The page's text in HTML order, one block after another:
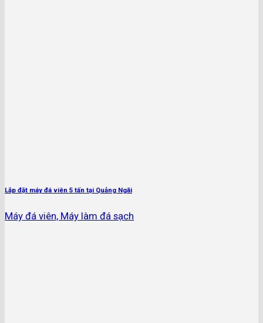
Lắp đặt máy đá viên 5 tấn tại Quảng Ngãi
Máy đá viên, Máy làm đá sạch